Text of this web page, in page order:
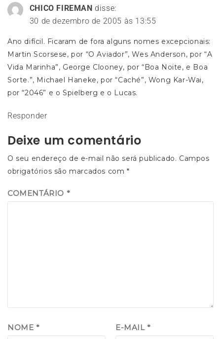
CHICO FIREMAN disse:
30 de dezembro de 2005 às 13:55
Ano difícil. Ficaram de fora alguns nomes excepcionais:
Martin Scorsese, por “O Aviador”, Wes Anderson, por “A
Vida Marinha”, George Clooney, por “Boa Noite, e Boa
Sorte.”, Michael Haneke, por “Caché”, Wong Kar-Wai,
por “2046” e o Spielberg e o Lucas.
Responder
Deixe um comentário
O seu endereço de e-mail não será publicado. Campos
obrigatórios são marcados com*
COMENTÁRIO *
NOME * E-MAIL*